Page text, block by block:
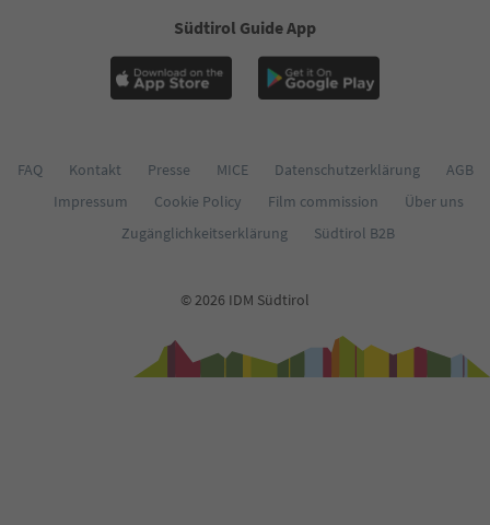
Südtirol Guide App
FAQ Kontakt Presse MICE Datenschutzerklärung
AGB
Impressum
Cookie Policy Film commission
Über uns
Zugänglichkeitserklärung
Südtirol B2B
© 2026 IDM Südtirol